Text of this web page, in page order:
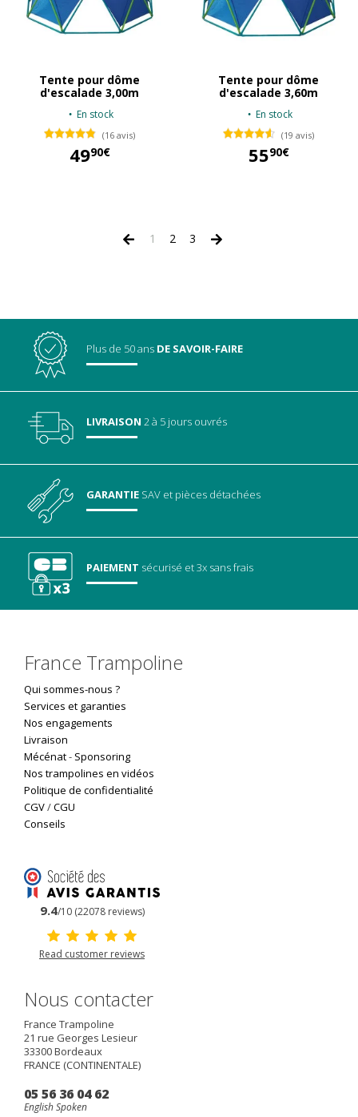
Tente pour dôme
d'escalade 3,00m
En stock
(16 avis)
4990€
Tente pour dôme
d'escalade 3,60m
En stock
(19 avis)
5590€
1 2 3
Plus de 50 ans DE SAVOIR-FAIRE
LIVRAISON 2 à 5 jours ouvrés
GARANTIE SAV et pièces détachées
PAIEMENT sécurisé et 3x sans frais
France Trampoline
Qui sommes-nous ?
Services et garanties
Nos engagements
Livraison
Mécénat- Sponsoring
Nos trampolines en vidéos
Politique de confidentialité
CGV/CGU
Conseils
9.4/10 (22078 reviews)
Read customer reviews
Nous contacter
France Trampoline
21 rue Georges Lesieur
33300Bordeaux
FRANCE (CONTINENTALE)
05 56 36 04 62
English Spoken